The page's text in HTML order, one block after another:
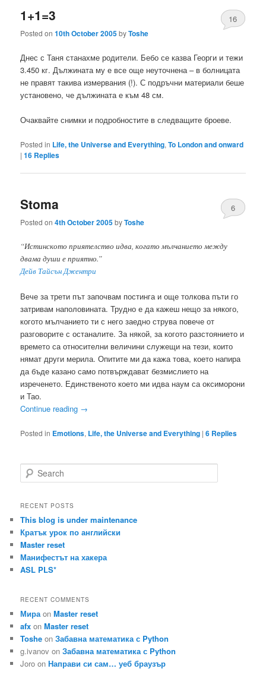
1+1=3
Posted on10th October 2005byToshe
16
Днес с Таня станахме родители. Бебо се казва Георги и тежи
3.450 кг. Дължината му е все още неуточнена – в болницата
не правят такива измервания (!). С подръчни материали беше
установено, че дължината е към 48 см.
Очаквайте снимки и подробностите в следващите броеве.
Posted in Life, the Universe and Everything,To London and onward
|16 Replies
Stoma
Posted on4th October 2005byToshe
6
“Истинското приятелство идва, когато мълчанието между
двама души е приятно.”
Дейв Тайсън Джентри
Вече за трети път започвам постинга и още толкова пъти го
затривам наполовината. Трудно е да кажеш нещо за някого,
когото мълчанието ти с него заедно струва повече от
разговорите с останалите. За някой, за когото разстоянието и
времето са относителни величини служещи на тези, които
нямат други мерила. Опитите ми да кажа това, което напира
да бъде казано само потвърждават безмислието на
изреченето. Единственото което ми идва наум са оксиморони
и Тао.
Continue reading →
Posted in Emotions, Life, the Universe and Everything |6 Replies
e
r
h
RECENT POSTS
This blog is under maintenance
Кратък урок по английски
Master reset
Манифестът на хакера
ASL PLS*
RECENT COMMENTS
Мира onMaster reset
afx onMaster reset
Toshe onЗабавна математика с Python
g.ivanov onЗабавна математика с Python
Joro onНаправи си сам… уеб браузър